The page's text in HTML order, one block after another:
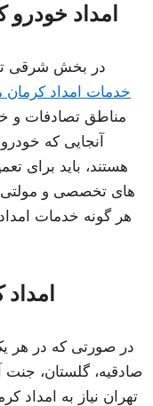
امداد
در بخش شرقی
خدمات امداد کرمان
مناطق تصادفات و
آنجایی که
هستند، باید برای
های تخصصی و مولتی
هر گونه خدمات
در صورتی که در هر
صادقیه، گلستان، جنت
تهران نیاز به امداد